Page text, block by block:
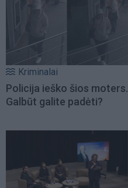
Kriminalai
Policija ieško šios moters.
Galbūt galite padėti?